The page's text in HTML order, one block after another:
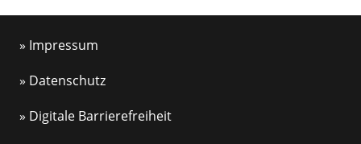
» Impressum
» Datenschutz
» Digitale Barrierefreiheit